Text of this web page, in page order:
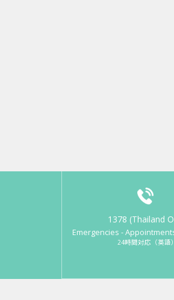
1378 (Thailand
Emergencies -
24時間対応（英語）